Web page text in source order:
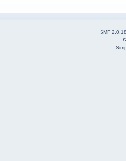
SMF 2.0.18